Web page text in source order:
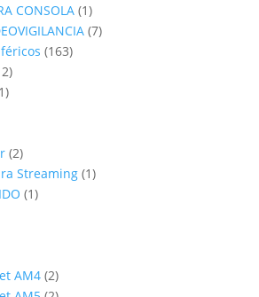
CONSOLA 11
producto
77
163163
12
productos
1
22
productos
Streaming 11
11
AM4 22